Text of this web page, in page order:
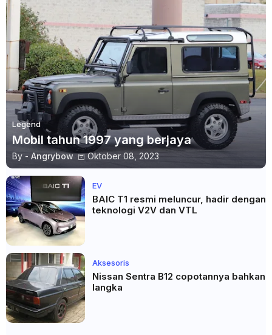
Legend
Mobil tahun 1997 yang berjaya
By - Angrybow Oktober 08, 2023
EV
BAIC T1 resmi meluncur, hadir dengan
teknologi V2V dan VTL
Aksesoris
Nissan Sentra B12 copotannya bahkan
langka